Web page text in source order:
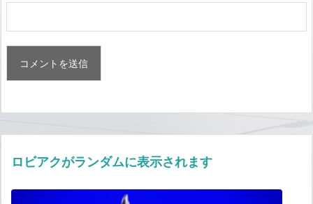
ロビアクがランダムに表示されます